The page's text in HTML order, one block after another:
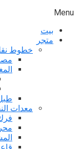
Menu
بيت
متجر
خطوط
معدات